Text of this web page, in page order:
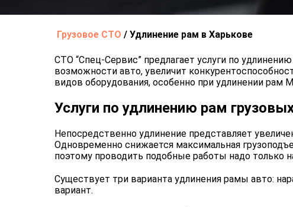
Грузовое СТО / Удлинение рам в Харькове
СТО “Спец-Сервис” предлагает услуги по
возможности авто, увеличит
видов оборудования, особенно при удлинении рам
Услуги по удлинению рам
Непосредственно удлинение представляет
Одновременно снижается максимальная
поэтому проводить подобные работы надо только
Существует три варианта удлинения рамы авто:
вариант.